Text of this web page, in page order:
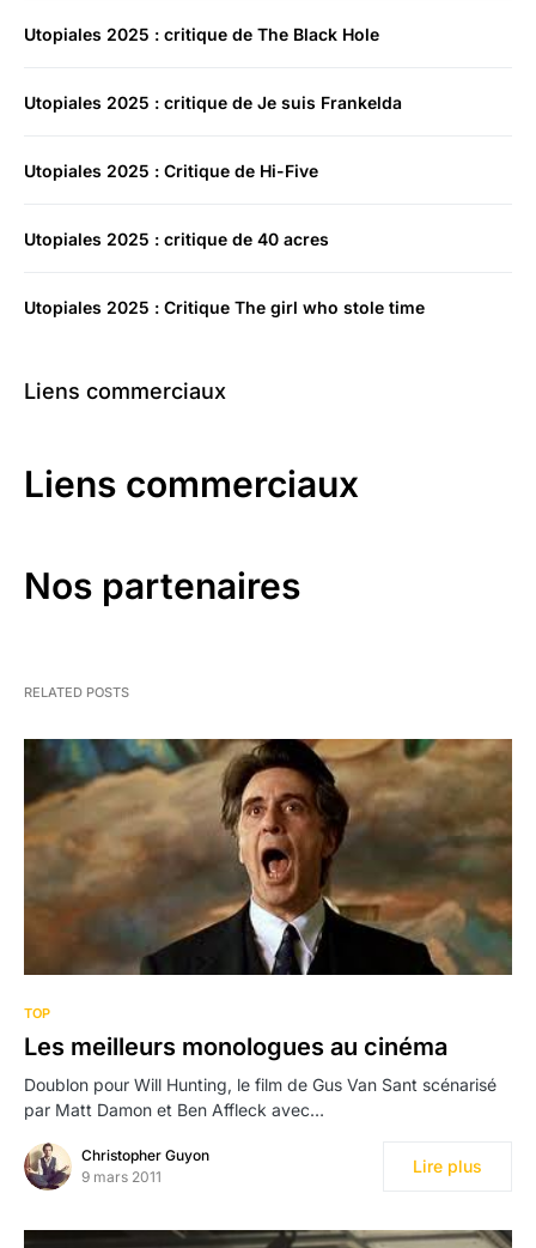
Utopiales 2025 : critique de The Black Hole
Utopiales 2025 : critique de Je suis Frankelda
Utopiales 2025 : Critique de Hi-Five
Utopiales 2025 : critique de 40 acres
Utopiales 2025 : Critique The girl who stole time
Liens commerciaux
Liens commerciaux
Nos partenaires
RELATED POSTS
TOP
Les meilleurs monologues au cinéma
Doublon pour Will Hunting, le film de Gus Van Sant scénarisé
par Matt Damon et Ben Affleck avec…
Christopher Guyon
9 mars 2011
Lire plus